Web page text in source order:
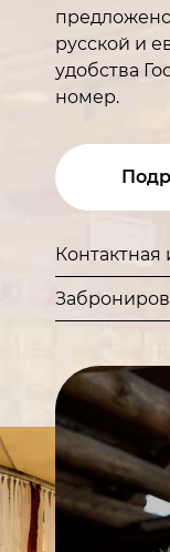
русской и
удобства
номер.